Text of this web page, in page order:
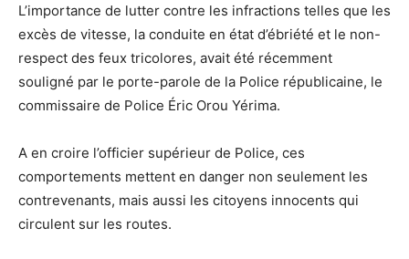
L’importance de lutter contre les infractions telles que les
excès de vitesse, la conduite en état d’ébriété et le non-
respect des feux tricolores, avait été récemment
souligné par le porte-parole de la Police républicaine, le
commissaire de Police Éric Orou Yérima.
A en croire l’officier supérieur de Police, ces
comportements mettent en danger non seulement les
contrevenants, mais aussi les citoyens innocents qui
circulent sur les routes.